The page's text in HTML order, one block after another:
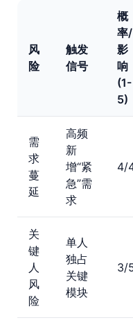
风
险
触发
信号
概
率/
影
响
(1-
5)
需
求
蔓
延
高频
新
增“紧
急”需
求
4/
关
键
人
风
险
单人
独占
关键
模块
3/